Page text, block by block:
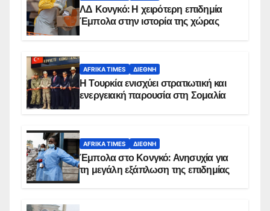
ΛΔ Κονγκό: Η χειρότερη επιδημία
Έμπολα στην ιστορία της χώρας
AFRIKA TIMES ΔΙΕΘΝΉ
Η Τουρκία ενισχύει στρατιωτική και
ενεργειακή παρουσία στη Σομαλία
AFRIKA TIMES ΔΙΕΘΝΉ
Έμπολα στο Κονγκό: Ανησυχία για
τη μεγάλη εξάπλωση της επιδημίας